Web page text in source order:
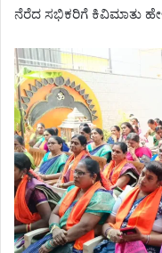
ನೆರೆದ ಸಭಿಕರಿಗೆ ಕಿವಿಮಾತು